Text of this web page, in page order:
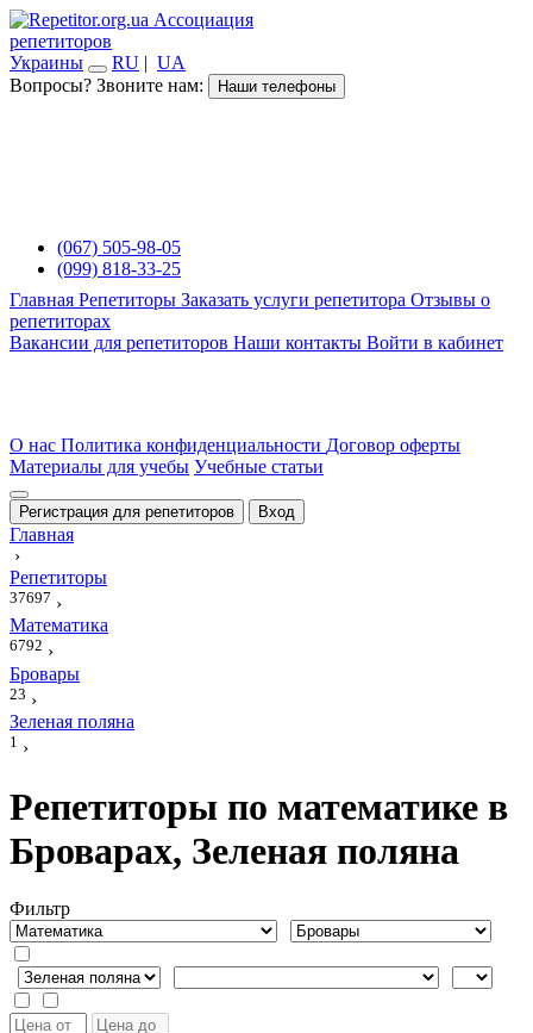
Ассоциация
репетиторов
Украины
RU | UA
Вопросы? Звоните нам:
Наши телефоны
(067) 505-98-05
(099) 818-33-25
Главная Репетиторы Заказать услуги репетитора Отзывы о
репетиторах
Вакансии для репетиторов Наши контакты Войти в кабинет
О нас Политика конфиденциальности Договор оферты
Материалы для учебы Учебные статьи
Регистрация для репетиторов Вход
Главная
›
Репетиторы
37697 ›
Математика
6792 ›
Бровары
23 ›
Зеленая поляна
1 ›
Репетиторы по математике в
Броварах, Зеленая поляна
Фильтр